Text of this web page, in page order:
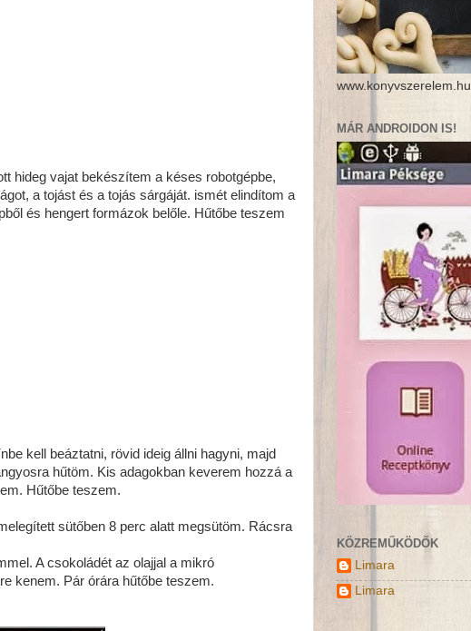
hideg vajat bekészítem a késes robotgépbe,
a tojást és a tojás sárgáját. ismét elindítom a
és hengert formázok belőle. Hűtőbe teszem
kell beáztatni, rövid ideig állni hagyni, majd
hűtöm. Kis adagokban keverem hozzá a
Hűtőbe teszem.
sütőben 8 perc alatt megsütöm. Rácsra
A csokoládét az olajjal a mikró
kenem. Pár órára hűtőbe teszem.
www.konyvszerelem.hu
MÁR ANDROIDON IS!
KÖZREMŰKÖDŐK
Limara
Limara